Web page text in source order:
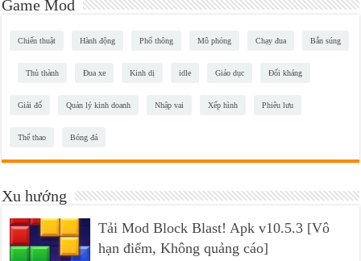
Game Mod
Chiến thuật Hành động Phổ thông Mô phỏng Chạy đua Bắn súng
Thủ thành Đua xe Kinh dị idle Giáo dục Đối kháng
Giải đố Quản lý kinh doanh Nhập vai Xếp hình Phiêu lưu
Thể thao Bóng đá
Xu hướng
Tải Mod Block Blast! Apk v10.5.3 [Vô
hạn điểm, Không quảng cáo]